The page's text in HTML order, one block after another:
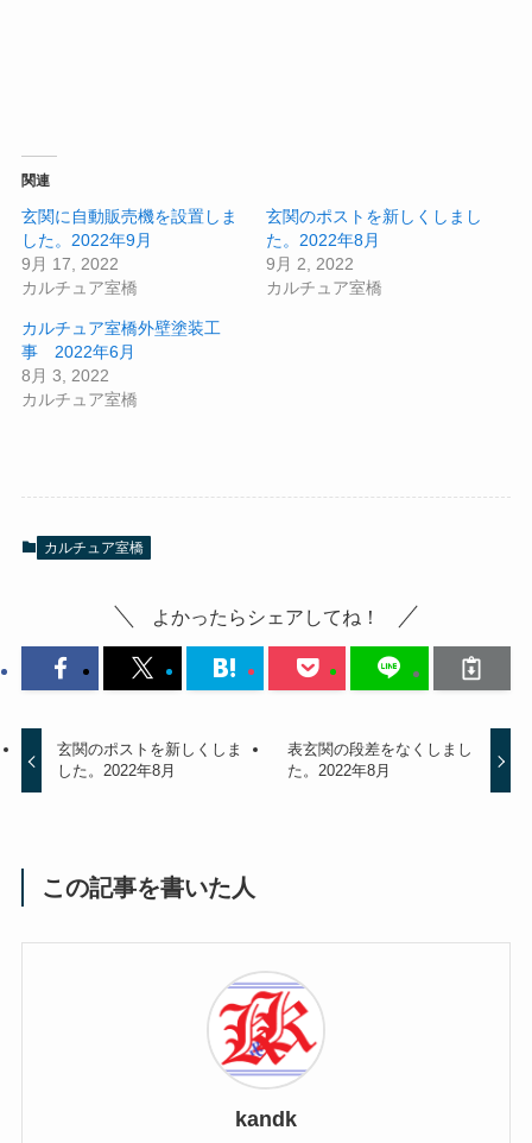
関連
玄関に自動販売機を設置しま
した。2022年9月
9月 17, 2022
カルチュア室橋
玄関のポストを新しくしまし
た。2022年8月
9月 2, 2022
カルチュア室橋
カルチュア室橋外壁塗装工
事 2022年6月
8月 3, 2022
カルチュア室橋
カルチュア室橋
よかったらシェアしてね！
玄関のポストを新しくしま
した。2022年8月
表玄関の段差をなくしまし
た。2022年8月
この記事を書いた人
kandk